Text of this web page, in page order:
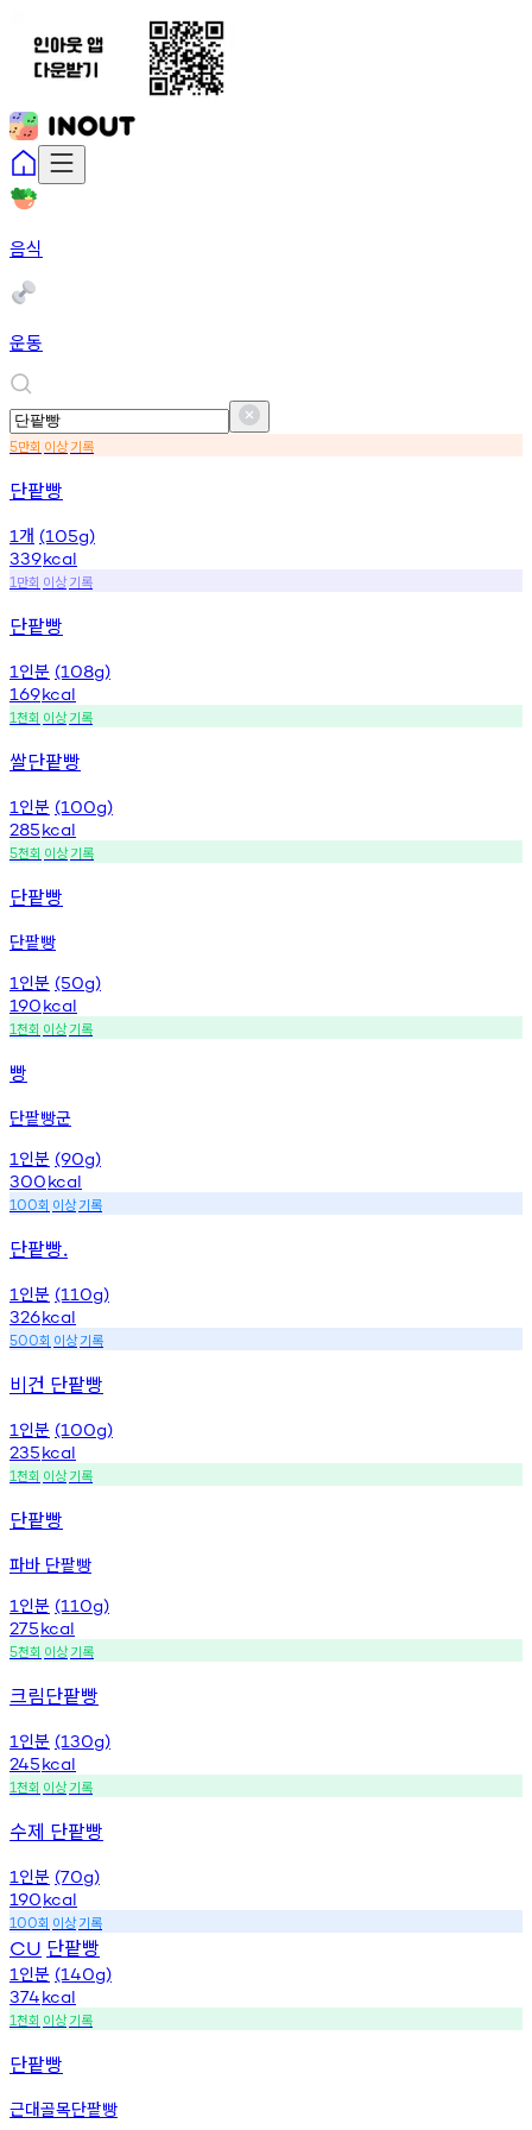
음식
운동
5만회 이상기록
단팥빵
1 개 (105g)
339kcal
1 만회 이상기록
단팥빵
1 인분 (108g)
169kcal
1천회 이상기록
쌀단팥빵
1 인분 (100g)
285kcal
5천회 이상기록
단팥빵
단팥빵
1 인분 (50g)
190kcal
1천회 이상기록
빵
단팥빵군
1 인분 (90g)
300kcal
100회 이상기록
단팥빵.
1 인분 (110g)
326kcal
500회 이상기록
비건 단팥빵
1 인분 (100g)
235kcal
1천회 이상기록
단팥빵
파바 단팥빵
1 인분 (110g)
275kcal
5천회 이상기록
크림단팥빵
1 인분 (130g)
245kcal
1천회 이상기록
수제 단팥빵
1 인분 (70g)
190kcal
100회 이상기록
CU 단팥빵
1 인분 (140g)
374kcal
1천회 이상기록
단팥빵
근대골목단팥빵